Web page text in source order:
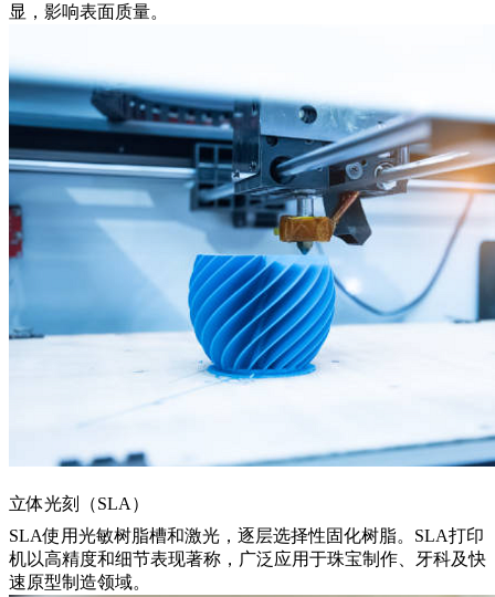
显，影响表面质量。
立体光刻（SLA）
SLA使用光敏树脂槽和激光，逐层选择性固化树脂。SLA打印
机以高精度和细节表现著称，广泛应用于珠宝制作、牙科及快
速原型制造领域。